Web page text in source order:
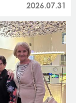
2026.07.31